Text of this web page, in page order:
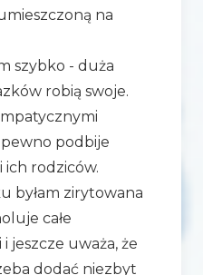
na
szybko - duża
robią swoje.
podbije
ich rodziców.
byłam zirytowana
całe
i jeszcze uważa, że
dodać niezbyt